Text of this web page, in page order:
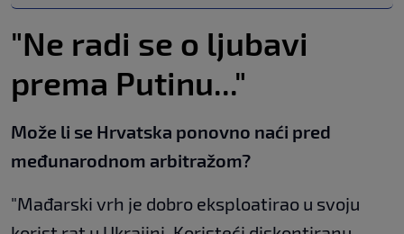
"Ne radi se o ljubavi
prema Putinu..."
Može li se Hrvatska ponovno naći pred
međunarodnom arbitražom?
"Mađarski vrh je dobro eksploatirao u svoju